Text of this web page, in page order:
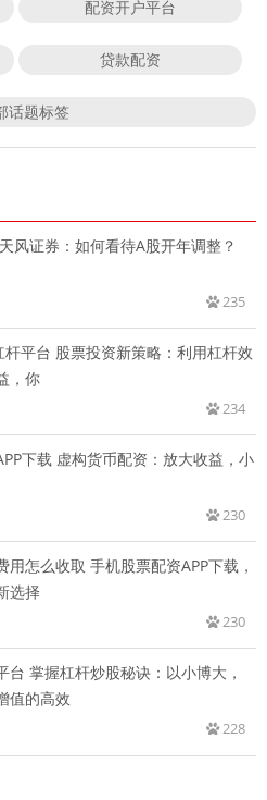
配资开户平台
贷款配资
话题标签
风证券：如何看待A股开年调整？
235
杆平台 股票投资新策略：利用杠杆效
，你
234
下载 虚构货币配资：放大收益，小
230
用怎么收取 手机股票配资APP下载，
选择
230
台 掌握杠杆炒股秘诀：以小博大，
值的高效
228